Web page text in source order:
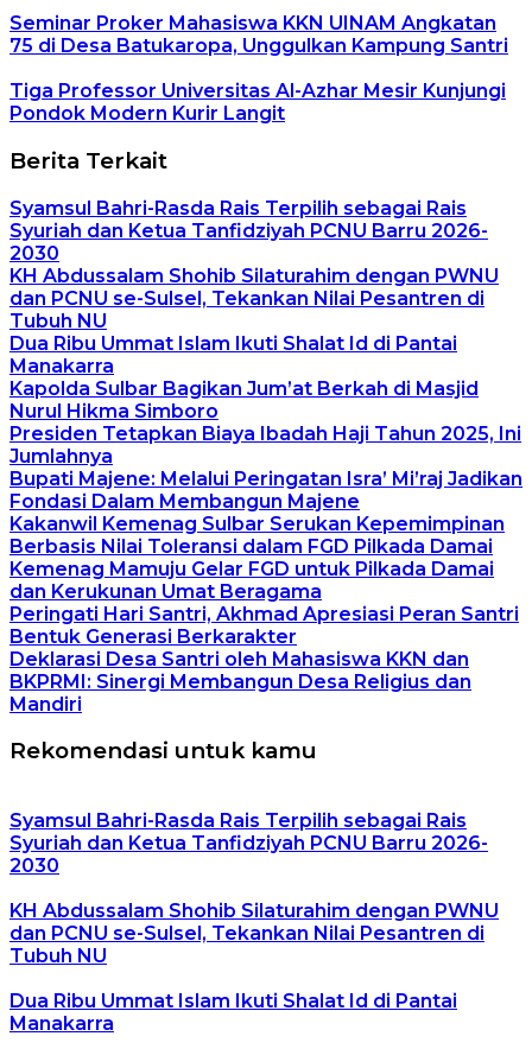
Seminar Proker Mahasiswa KKN UINAM Angkatan
75 di Desa Batukaropa, Unggulkan Kampung Santri
Tiga Professor Universitas Al-Azhar Mesir Kunjungi
Pondok Modern Kurir Langit
Berita Terkait
Syamsul Bahri-Rasda Rais Terpilih sebagai Rais
Syuriah dan Ketua Tanfidziyah PCNU Barru 2026-
2030
KH Abdussalam Shohib Silaturahim dengan PWNU
dan PCNU se-Sulsel, Tekankan Nilai Pesantren di
Tubuh NU
Dua Ribu Ummat Islam Ikuti Shalat Id di Pantai
Manakarra
Kapolda Sulbar Bagikan Jum’at Berkah di Masjid
Nurul Hikma Simboro
Presiden Tetapkan Biaya Ibadah Haji Tahun 2025, Ini
Jumlahnya
Bupati Majene: Melalui Peringatan Isra’ Mi’raj Jadikan
Fondasi Dalam Membangun Majene
Kakanwil Kemenag Sulbar Serukan Kepemimpinan
Berbasis Nilai Toleransi dalam FGD Pilkada Damai
Kemenag Mamuju Gelar FGD untuk Pilkada Damai
dan Kerukunan Umat Beragama
Peringati Hari Santri, Akhmad Apresiasi Peran Santri
Bentuk Generasi Berkarakter
Deklarasi Desa Santri oleh Mahasiswa KKN dan
BKPRMI: Sinergi Membangun Desa Religius dan
Mandiri
Rekomendasi untuk kamu
Syamsul Bahri-Rasda Rais Terpilih sebagai Rais
Syuriah dan Ketua Tanfidziyah PCNU Barru 2026-
2030
KH Abdussalam Shohib Silaturahim dengan PWNU
dan PCNU se-Sulsel, Tekankan Nilai Pesantren di
Tubuh NU
Dua Ribu Ummat Islam Ikuti Shalat Id di Pantai
Manakarra